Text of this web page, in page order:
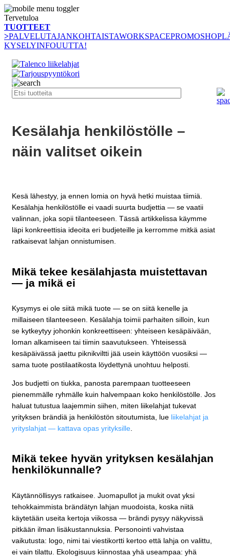
Tervetuloa
TUOTTEET
>PALVELUTAJANKOHTAISTAWORKSPACEPROMOSHOP
KYSELYINFOUUTTA!
0
Kesälahja henkilöstölle –
näin valitset oikein
Kesä lähestyy, ja ennen lomia on hyvä hetki muistaa tiimiä.
Kesälahja henkilöstölle ei vaadi suurta budjettia — se vaatii
valinnan, joka sopii tilanteeseen. Tässä artikkelissa käymme
läpi konkreettisia ideoita eri budjeteille ja kerromme mitkä asiat
ratkaisevat lahjan onnistumisen.
Mikä tekee kesälahjasta muistettavan
— ja mikä ei
Kysymys ei ole siitä mikä tuote — se on siitä kenelle ja
millaiseen tilanteeseen. Kesälahja toimii parhaiten silloin, kun
se kytkeytyy johonkin konkreettiseen: yhteiseen kesäpäivään,
loman alkamiseen tai tiimin saavutukseen. Yhteisessä
kesäpäivässä jaettu piknikviltti jää usein käyttöön vuosiksi —
sama tuote postilaatikosta löydettynä unohtuu helposti.
Jos budjetti on tiukka, panosta parempaan tuotteeseen
pienemmälle ryhmälle kuin halvempaan koko henkilöstölle. Jos
haluat tutustua laajemmin siihen, miten liikelahjat tukevat
yrityksen brändiä ja henkilöstön sitoutumista, lue liikelahjat ja
yrityslahjat — kattava opas yrityksille
Mikä tekee hyvän yrityksen kesälahjan
henkilökunnalle?
Käytännöllisyys ratkaisee. Juomapullot ja mukit ovat yksi
tehokkaimmista brändätyn lahjan muodoista, koska niitä
käytetään useita kertoja viikossa — brändi pysyy näkyvissä
pitkään ilman lisäkustannuksia. Personointi vahvistaa
vaikutusta: logo, nimi tai viestikortti kertoo että lahja on valittu,
ei vain tilattu. Ekologisuus kiinnostaa yhä useampaa: yhä